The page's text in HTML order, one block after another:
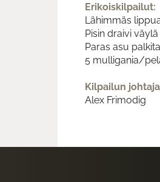
Erikoiskilpailut:
Lähimmäs
Pisin draivi väylä
Paras asu
5 mulligania/
Kilpailun
Alex Frimodig